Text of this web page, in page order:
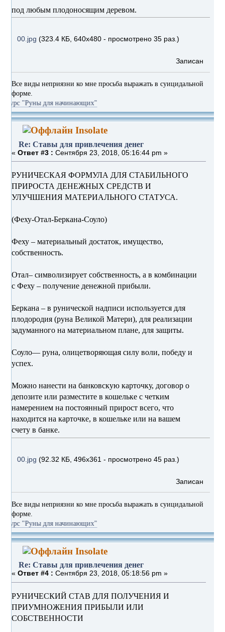
под любым плодоносящим деревом.
00.jpg (323.4 КБ, 640x480 - просмотрено 35 раз.)
Записан
Все виды неприязни ко мне просьба выражать в суицидальной
форме.
для начинающих"
Insolate
Re: Ставы для привлечения денег
«Ответ #3 : Сентября 23, 2018, 05:16:44 pm »
РУНИЧЕСКАЯ ФОРМУЛА ДЛЯ СТАБИЛЬНОГО
ПРИРОСТА ДЕНЕЖНЫХ СРЕДСТВ И
УЛУЧШЕНИЯ МАТЕРИАЛЬНОГО СТАТУСА.
(Феху-Отал-Беркана-Соуло)
Феху – материальный достаток, имущество,
собственность.
Отал– символизирует собственность, а в комбинации
с Феху – получение денежной прибыли.
Беркана – в рунической надписи используется для
плодородия (руна Великой Матери), для реализации
задуманного на материальном плане, для защиты.
Соуло— руна, олицетворяющая силу воли, победу и
успех.
Можно нанести на банковскую карточку, договор о
депозите или разместите в кошельке с четким
намерением на постоянный прирост всего, что
находится на карточке, в кошельке или на вашем
счету в банке.
00.jpg (92.32 КБ, 496x361 - просмотрено 45 раз.)
Записан
Все виды неприязни ко мне просьба выражать в суицидальной
форме.
для начинающих"
Insolate
Re: Ставы для привлечения денег
«Ответ #4 : Сентября 23, 2018, 05:18:56 pm »
РУНИЧЕСКИЙ СТАВ ДЛЯ ПОЛУЧЕНИЯ И
ПРИУМНОЖЕНИЯ ПРИБЫЛИ ИЛИ
СОБСТВЕННОСТИ